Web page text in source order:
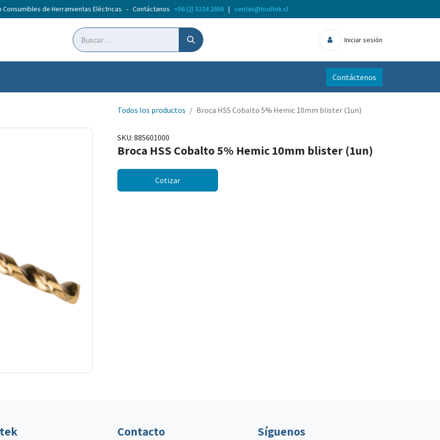
Consumibles de Herramientas Eléctricas - Contáctanos +56 (2) 3224 2656 | ventas@tooltek.cl
Iniciar sesión
Contáctenos
Todos los productos Broca HSS Cobalto 5% Hemic 10mm blister (1un)
SKU: 885601000
Broca HSS Cobalto 5% Hemic 10mm blister (1un)
Cotizar
Contacto Síguenos